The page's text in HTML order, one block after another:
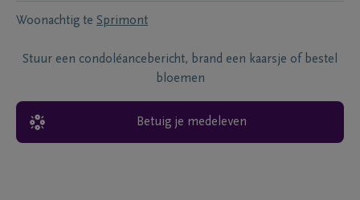
Woonachtig te Sprimont
Stuur een condoléancebericht, brand een kaarsje of bestel
bloemen
Betuig je medeleven